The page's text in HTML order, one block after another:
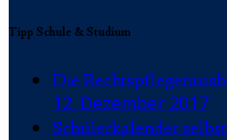
Tipp Schule & Studium
Die
12. Dezember 2017
Schülerkalender